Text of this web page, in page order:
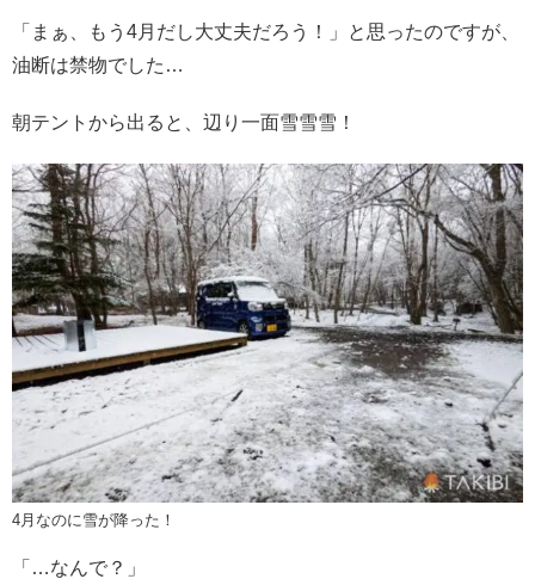
「まぁ、もう4月だし大丈夫だろう！」と思ったのですが、
油断は禁物でした…
朝テントから出ると、辺り一面雪雪雪！
4月なのに雪が降った！
「…なんで？」